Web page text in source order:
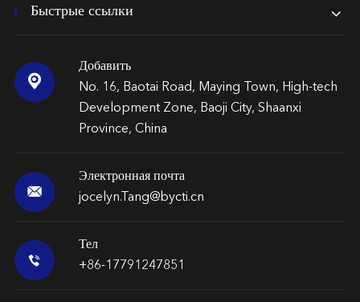
Быстрые ссылки

Добавить
No. 16, Baotai Road, Maying Town, High-tech
Development Zone, Baoji City, Shaanxi
Province, China

Электронная почта
jocelyn.Tang@bycti.cn

Тел
+86-17791247851